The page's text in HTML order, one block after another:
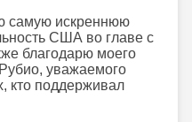
самую искреннюю
США во главе с
благодарю моего
уважаемого
кто поддерживал